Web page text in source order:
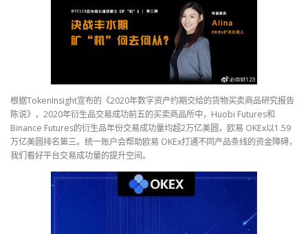
根据TokenInsight宣布的《2020年数字资产约期交给的货物买卖商品研究报告
陈说》，2020年衍生品交易成功前五的买卖商品所中，Huobi Futures和
Binance Futures的衍生品年份交易成功量均超2万亿美圆，欧易 OKEx以1.59
万亿美圆排名第三。统一账户会帮助欧易 OKEx打通不同产品条线的资金障碍，
我们看好平台交易成功量的提升空间。